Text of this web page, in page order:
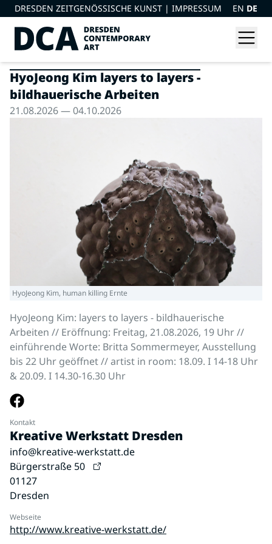
DRESDEN ZEITGENÖSSISCHE KUNST | IMPRESSUM EN DE
HyoJeong Kim layers to layers -
bildhauerische Arbeiten
21.08.2026 — 04.10.2026
HyoJeong Kim, human killing Ernte
HyoJeong Kim: layers to layers - bildhauerische
Arbeiten // Eröffnung: Freitag, 21.08.2026, 19 Uhr //
einführende Worte: Britta Sommermeyer, Ausstellung
bis 22 Uhr geöffnet // artist in room: 18.09. I 14-18 Uhr
& 20.09. I 14.30-16.30 Uhr
Kontakt
Kreative Werkstatt Dresden
info@kreative-werkstatt.de
Bürgerstraße 50
01127
Dresden
Webseite
http://www.kreative-werkstatt.de/